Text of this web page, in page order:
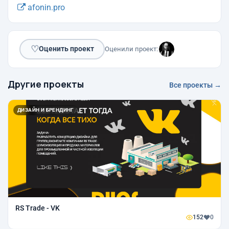
afonin.pro
♡Оценить проект Оценили проект:
Другие проекты Все проекты →
ДИЗАЙН И БРЕНДИНГ
RS Trade - VK
152 0